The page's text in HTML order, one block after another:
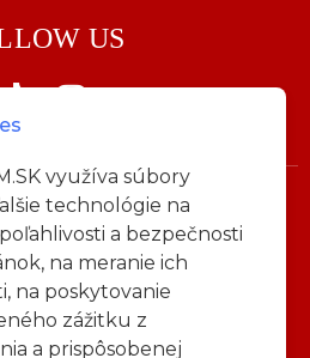
využíva súbory
technológie na
a bezpečnosti
na meranie ich
na poskytovanie
zážitku z
a prispôsobenej
US
Napíš nám:
obchodné podmienky
poriadok